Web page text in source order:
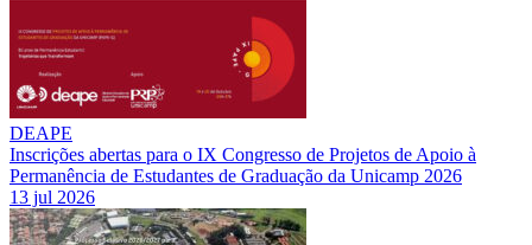
DEAPE
Inscrições abertas para o IX Congresso de Projetos de Apoio à
Permanência de Estudantes de Graduação da Unicamp 2026
13 jul 2026